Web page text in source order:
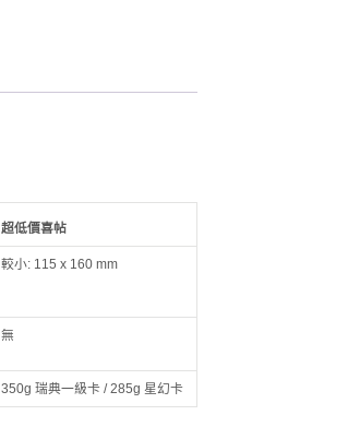
超低價喜帖
較小: 115 x 160 mm
無
350g 瑞典一級卡 / 285g 星幻卡